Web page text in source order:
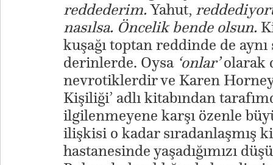
reddederim.Yahut,
nasılsa. Öncelik bende olsun.
kuşağı toptan reddinde de
derinlerde. Oysa ‘onlar’olarak
nevrotiklerdir ve Karen
Kişiliği’ adlı kitabından
ilgilenmeyene karşı özenle
ilişkisi o kadar sıradanlaşmış
hastanesinde yaşadığımızı